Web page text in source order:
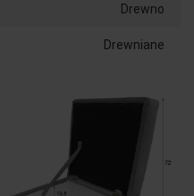
Drewno
Drewniane